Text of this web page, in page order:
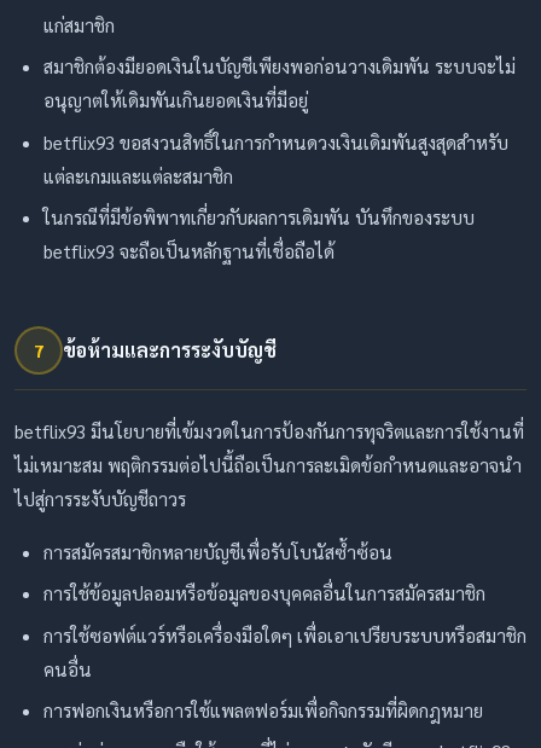
แก่สมาชิก
สมาชิกต้องมียอดเงินในบัญชีเพียงพอก่อนวางเดิมพัน ระบบจะไม่
อนุญาตให้เดิมพันเกินยอดเงินที่มีอยู่
betflix93 ขอสงวนสิทธิ์ในการกำหนดวงเงินเดิมพันสูงสุดสำหรับ
แต่ละเกมและแต่ละสมาชิก
ในกรณีที่มีข้อพิพาทเกี่ยวกับผลการเดิมพัน บันทึกของระบบ
betflix93 จะถือเป็นหลักฐานที่เชื่อถือได้
7 ข้อห้ามและการระงับบัญชี
betflix93 มีนโยบายที่เข้มงวดในการป้องกันการทุจริตและการใช้งานที่
ไม่เหมาะสม พฤติกรรมต่อไปนี้ถือเป็นการละเมิดข้อกำหนดและอาจนำ
ไปสู่การระงับบัญชีถาวร
การสมัครสมาชิกหลายบัญชีเพื่อรับโบนัสซ้ำซ้อน
การใช้ข้อมูลปลอมหรือข้อมูลของบุคคลอื่นในการสมัครสมาชิก
การใช้ซอฟต์แวร์หรือเครื่องมือใดๆ เพื่อเอาเปรียบระบบหรือสมาชิก
คนอื่น
การฟอกเงินหรือการใช้แพลตฟอร์มเพื่อกิจกรรมที่ผิดกฎหมาย